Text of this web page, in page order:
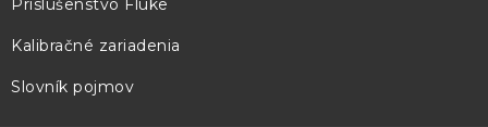
Príslušenstvo Fluke
Kalibračné zariadenia
Slovník pojmov